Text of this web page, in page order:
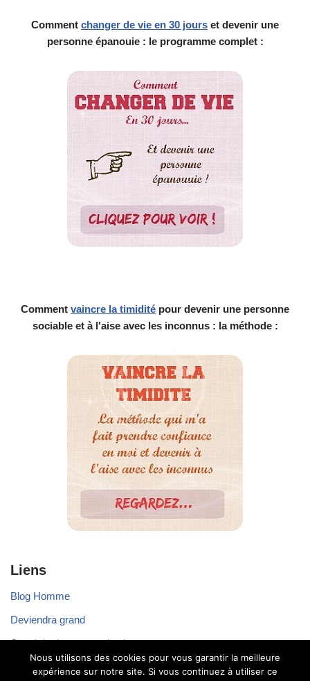
Comment changer de vie en 30 jours et devenir une
personne épanouie : le programme complet :
Comment vaincre la timidité pour devenir une personne
sociable et à l'aise avec les inconnus : la méthode :
Liens
Blog Homme
Deviendra grand
Stratégie de communication
Voyager seul
Nous utilisons des cookies pour vous garantir la meilleure
expérience sur notre site. Si vous continuez à utiliser ce